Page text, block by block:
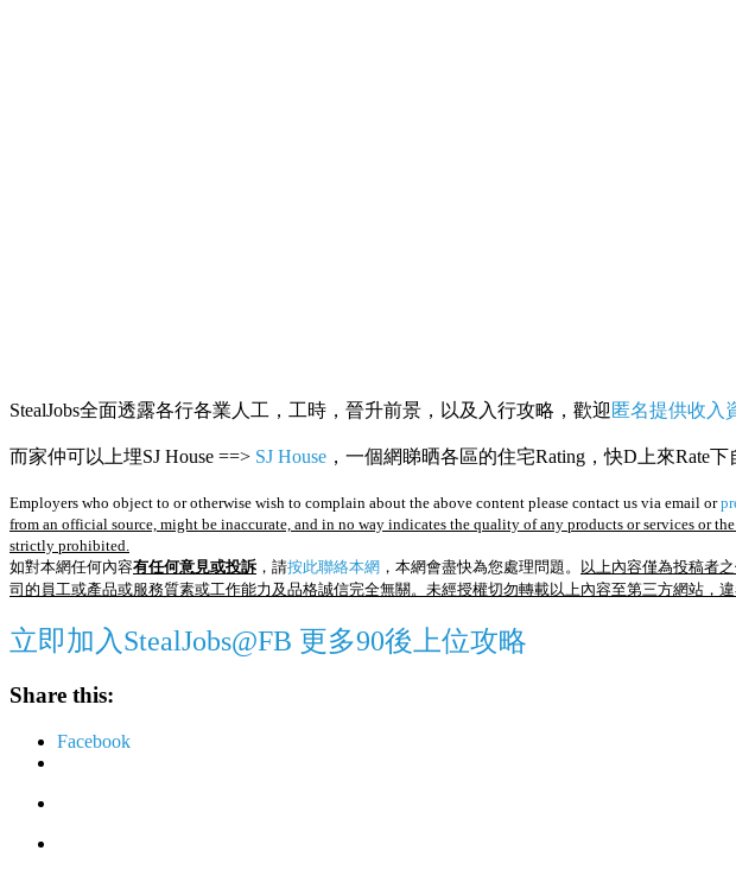
StealJobs全面透露各行各業人工，工時，晉升前景，以及入行攻略，歡迎 匿名提供收入
而家仲可以上埋SJ House ==> SJ House ，一個網睇晒各區的住宅Rating，快D上來Rate下
Employers who object to or otherwise wish to complain about the above content please contact us via email or
from an official source, might be inaccurate, and in no way indicates the quality of any products or services or
strictly prohibited.
如對本網任何內容有任何意見或投訴 ，請按此聯絡本網 ，本網會盡快為您處理問題。
以上內容僅為投稿者
司的員工或產品或服務質素或工作能力及品格誠信完全無關。未經授權切勿轉載以上內容至第三方網站，違
立即加入StealJobs@FB 更多90後上位攻略
Share this:
Facebook